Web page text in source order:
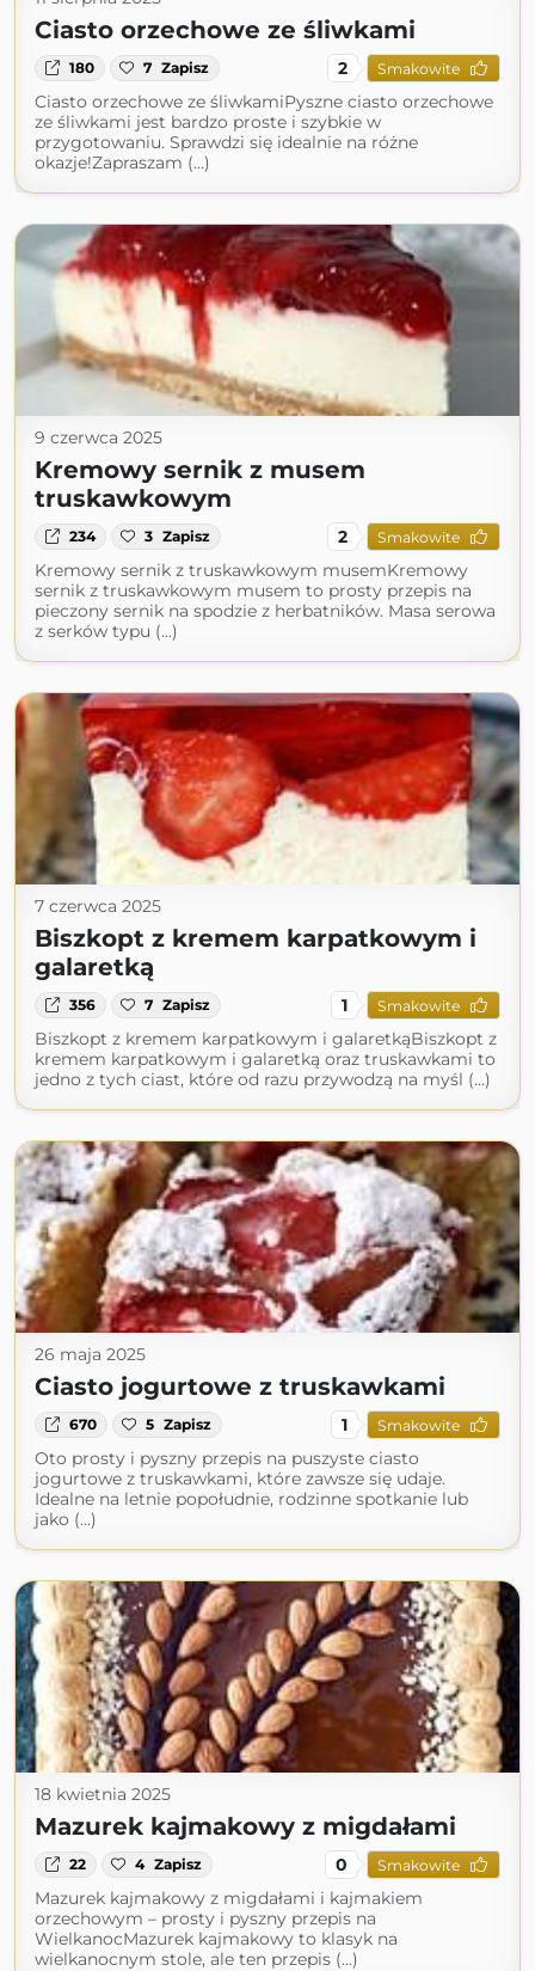
Ciasto orzechowe ze śliwkami
180 7 Zapisz 2 Smakowite
Ciasto orzechowe ze śliwkamiPyszne ciasto orzechowe
ze śliwkami jest bardzo proste i szybkie w
przygotowaniu. Sprawdzi się idealnie na różne
okazje!Zapraszam (...)
9 czerwca 2025
Kremowy sernik z musem
truskawkowym
234 3 Zapisz 2 Smakowite
Kremowy sernik z truskawkowym musemKremowy
sernik z truskawkowym musem to prosty przepis na
pieczony sernik na spodzie z herbatników. Masa serowa
z serków typu (...)
7 czerwca 2025
Biszkopt z kremem karpatkowym i
galaretką
356 7 Zapisz 1 Smakowite
Biszkopt z kremem karpatkowym i galaretkąBiszkopt z
kremem karpatkowym i galaretką oraz truskawkami to
jedno z tych ciast, które od razu przywodzą na myśl (...)
26 maja 2025
Ciasto jogurtowe z truskawkami
670 5 Zapisz 1 Smakowite
Oto prosty i pyszny przepis na puszyste ciasto
jogurtowe z truskawkami, które zawsze się udaje.
Idealne na letnie popołudnie, rodzinne spotkanie lub
jako (...)
18 kwietnia 2025
Mazurek kajmakowy z migdałami
22 4 Zapisz 0 Smakowite
Mazurek kajmakowy z migdałami i kajmakiem
orzechowym – prosty i pyszny przepis na
WielkanocMazurek kajmakowy to klasyk na
wielkanocnym stole, ale ten przepis (...)